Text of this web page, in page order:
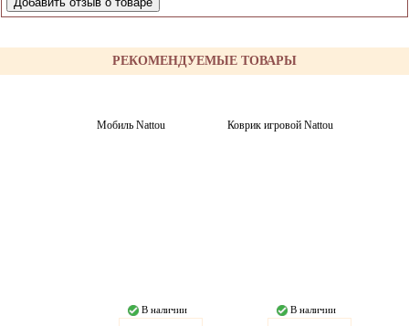
РЕКОМЕНДУЕМЫЕ ТОВАРЫ
Мобиль Nattou
В наличии
Коврик игровой Nattou
В наличии